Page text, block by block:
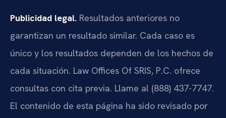
Publicidad legal. Resultados anteriores no
garantizan un resultado similar. Cada caso es
único y los resultados dependen de los hechos de
cada situación. Law Offices Of SRIS, P.C. ofrece
consultas con cita previa. Llame al (888) 437-7747.
El contenido de esta página ha sido revisado por